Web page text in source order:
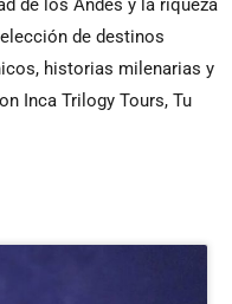
de los Andes y la riqueza
de destinos
historias milenarias y
Inca Trilogy Tours, Tu